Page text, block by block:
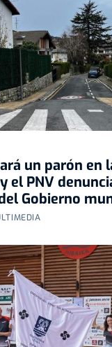
un parón en
el PNV
Gobierno